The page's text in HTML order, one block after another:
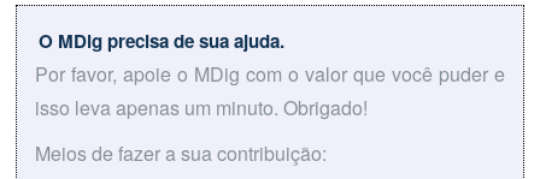
O MDig precisa de sua ajuda.
Por favor, apoie o MDig com o valor que você puder e
isso leva apenas um minuto. Obrigado!
Meios de fazer a sua contribuição: